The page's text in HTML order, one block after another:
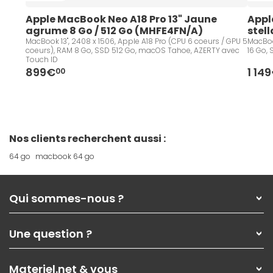
Apple MacBook Neo A18 Pro 13" Jaune
agrume 8 Go / 512 Go (MHFE4FN/A)
MacBook 13", 2408 x 1506, Apple A18 Pro (CPU 6 coeurs / GPU 5
coeurs), RAM 8 Go, SSD 512 Go, macOS Tahoe, AZERTY avec
Touch ID
899€00
16 Go,
1
Nos clients recherchent aussi :
64 go macbook 64 go
Qui sommes-nous ?
Nos services
Les magasins Materiel.net
Nos solutions pour les pros
Une question ?
Materiel.net & vous